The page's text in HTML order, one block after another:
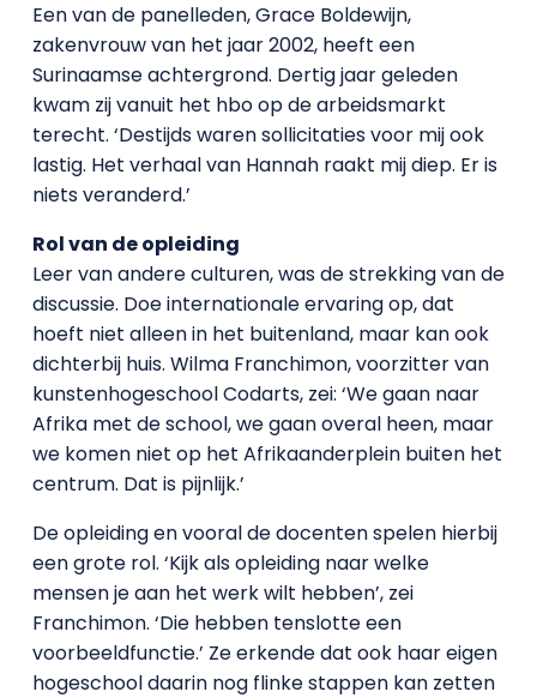
Een van de panelleden, Grace Boldewijn,
zakenvrouw van het jaar 2002, heeft een
Surinaamse achtergrond. Dertig jaar geleden
kwam zij vanuit het hbo op de arbeidsmarkt
terecht. ‘Destijds waren sollicitaties voor mij ook
lastig. Het verhaal van Hannah raakt mij diep. Er is
niets veranderd.’
Rol van de opleiding
Leer van andere culturen, was de strekking van de
discussie. Doe internationale ervaring op, dat
hoeft niet alleen in het buitenland, maar kan ook
dichterbij huis. Wilma Franchimon, voorzitter van
kunstenhogeschool Codarts, zei: ‘We gaan naar
Afrika met de school, we gaan overal heen, maar
we komen niet op het Afrikaanderplein buiten het
centrum. Dat is pijnlijk.’
De opleiding en vooral de docenten spelen hierbij
een grote rol. ‘Kijk als opleiding naar welke
mensen je aan het werk wilt hebben’, zei
Franchimon. ‘Die hebben tenslotte een
voorbeeldfunctie.’ Ze erkende dat ook haar eigen
hogeschool daarin nog flinke stappen kan zetten